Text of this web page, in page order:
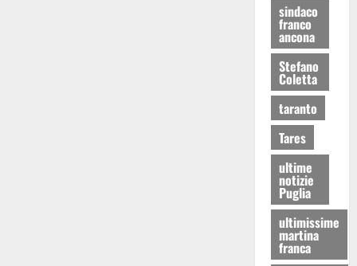
sindaco
franco
ancona
Stefano
Coletta
taranto
Tares
ultime
notizie
Puglia
ultimissime
martina
franca